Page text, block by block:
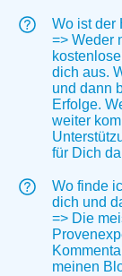
Wo ist der
=> Weder
dich aus.
und dann
Erfolge.
weiter
für Dich
Wo finde
dich und
=> Die
meinen